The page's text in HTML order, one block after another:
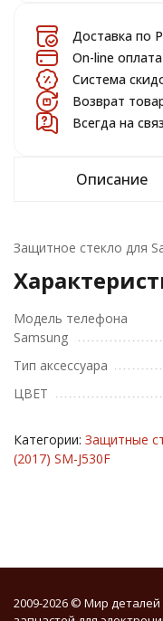
Доставка по
On-line
Система
Возврат
Всегда на
Описание
Защитное стекло для
Модель телефона
Samsung
Тип аксессуара
ЦВЕТ
Категории: Защитные
(2017) SM-J530F
2009-2026 © Мир